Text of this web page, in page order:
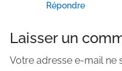
Répondre
Laisser un
Votre adresse e-mail ne